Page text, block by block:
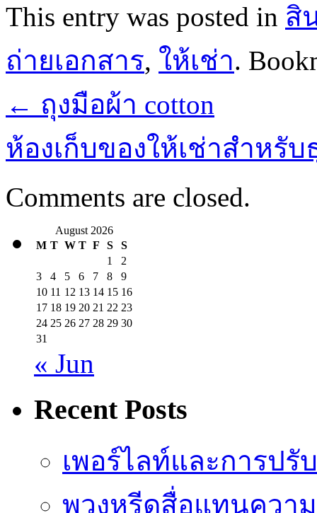
This entry was posted in สิ
ถ่ายเอกสาร, ให้เช่า.
← ถุงมือผ้า cotton
ห้องเก็บของให้เช่าสำหรั
Comments are closed.
August 2026
M T W T F S
S
1
2
3
4 5 6 7 8
9
10 11 12 13 14 15 16
17 18 19 20 21 22 23
24 25 26 27 28 29 30
31
« Jun
Recent Posts
เพอร์ไลท์และการป
พวงหรีดสื่อแทนควา